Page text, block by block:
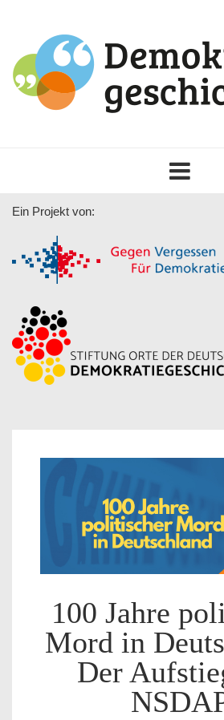
navigation
Ein Projekt von:
100 Jahre
Mord in
Der